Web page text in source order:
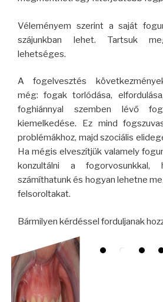
Véleményem szerint a saját
szájunkban lehet. Tartsuk
lehetséges.
A fogelvesztés
még: fogak torlódása,
foghiánnyal szemben lévő
kiemelkedése. Ez mind
problémákhoz, majd szociális
Ha mégis elveszítjük valamely
konzultálni a
számíthatunk és hogyan lehetne
felsoroltakat.
Bármilyen kérdéssel forduljanak